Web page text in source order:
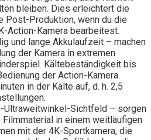
bleiben. Dies erleichtert die
Post-Produktion, wenn du die
Action-Kamera bearbeitest.
und lange Akkulaufzeit – machen
der Kamera in extremen
Kältebeständigkeit bis
der Action-Kamera.
in der Kälte auf, d. h. 2,5
Ultraweitwinkel-Sichtfeld – sorgen
in einem weitläufigen
mit der 4K-Sportkamera, die